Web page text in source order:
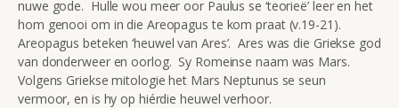
nuwe gode. Hulle wou meer oor Paulus se ‘teorieë’ leer en het
hom genooi om in die Areopagus te kom praat (v.19-21).
Areopagus beteken ‘heuwel van Ares’. Ares was die Griekse god
van donderweer en oorlog. Sy Romeinse naam was Mars.
Volgens Griekse mitologie het Mars Neptunus se seun
vermoor, en is hy op hiérdie heuwel verhoor.